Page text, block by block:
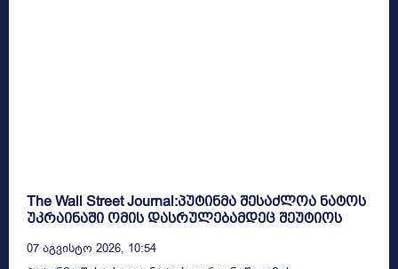
The Wall Street Journal:პუტინმა შესაძლოა ნატოს
უკრაინაში ომის დასრულებამდეც შეუტიოს
07 Აგვისტო 2026, 10:54